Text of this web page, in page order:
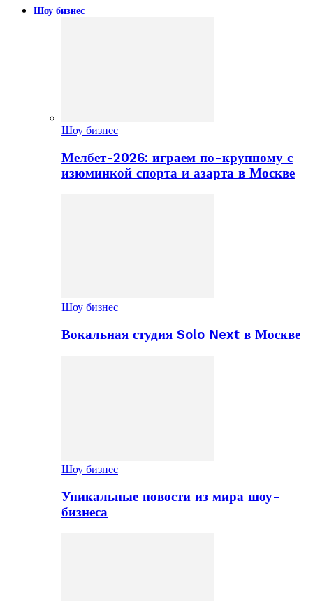
Шоу бизнес
Шоу бизнес
Мелбет-2026: играем по-крупному с
изюминкой спорта и азарта в Москве
Шоу бизнес
Вокальная студия Solo Next в Москве
Шоу бизнес
Уникальные новости из мира шоу-
бизнеса